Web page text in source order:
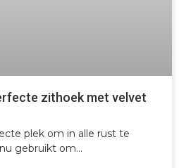
zithoek met velvet
plek om in alle rust te
gebruikt om